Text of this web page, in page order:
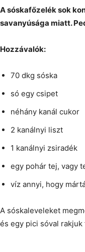
A sóskafőzelék sok
savanyúsága miatt.
Hozzávalók:
70 dkg sóska
só egy csipet
néhány kanál cukor
2 kanálnyi liszt
1 kanálnyi zsiradék
egy pohár tej, vagy
víz annyi, hogy
A sóskaleveleket
és egy pici sóval